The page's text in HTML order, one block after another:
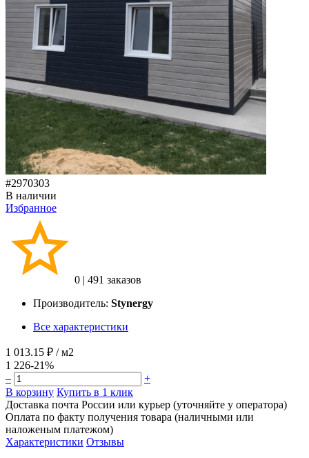
#2970303
В наличии
Избранное
0 | 491 заказов
Производитель: Stynergy
Все характеристики
1 013.15 ₽ / м2
1 226-21%
–
+
В корзину Купить в 1 клик
Доставка почта России или курьер (уточняйте у оператора)
Оплата по факту получения товара (наличными или
наложеным платежом)
Характеристики Отзывы